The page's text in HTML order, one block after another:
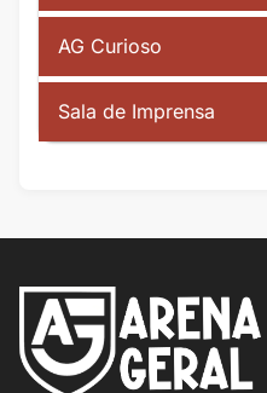
AG Curioso
Sala de Imprensa